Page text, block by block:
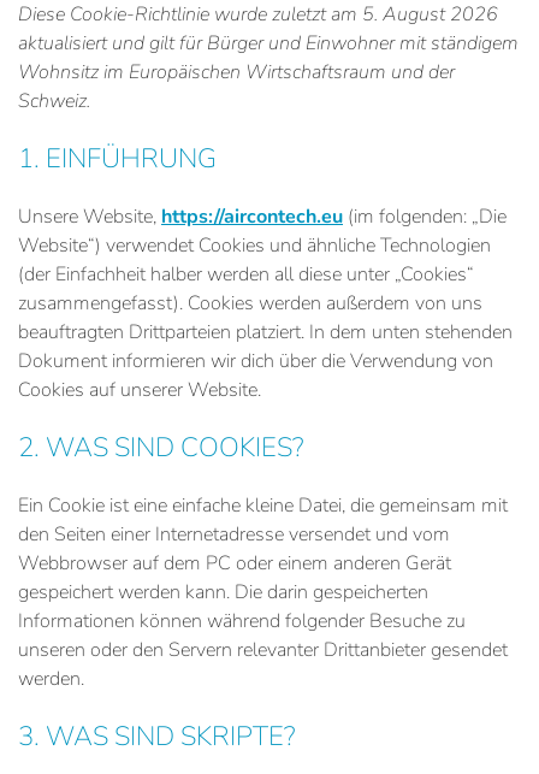
Diese Cookie-Richtlinie wurde zuletzt am 5. August 2026
aktualisiert und gilt für Bürger und Einwohner mit ständigem
Wohnsitz im Europäischen Wirtschaftsraum und der
Schweiz.
1. EINFÜHRUNG
Unsere Website, https://aircontech.eu (im folgenden: „Die
Website“) verwendet Cookies und ähnliche Technologien
(der Einfachheit halber werden all diese unter „Cookies“
zusammengefasst). Cookies werden außerdem von uns
beauftragten Drittparteien platziert. In dem unten stehenden
Dokument informieren wir dich über die Verwendung von
Cookies auf unserer Website.
2. WAS SIND COOKIES?
Ein Cookie ist eine einfache kleine Datei, die gemeinsam mit
den Seiten einer Internetadresse versendet und vom
Webbrowser auf dem PC oder einem anderen Gerät
gespeichert werden kann. Die darin gespeicherten
Informationen können während folgender Besuche zu
unseren oder den Servern relevanter Drittanbieter gesendet
werden.
3. WAS SIND SKRIPTE?